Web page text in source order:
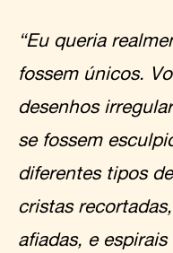
“Eu queria
fossem únicos.
desenhos
se fossem
diferentes tipos
cristas
afiadas, e